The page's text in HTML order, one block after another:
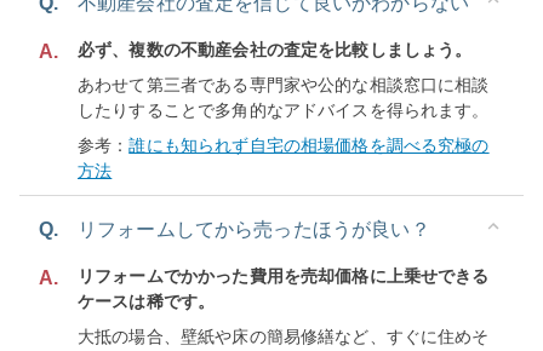
A.
必ず、複数の不動産会社の査定を比較しましょう。
あわせて第三者である専門家や公的な相談窓口に相談
したりすることで多角的なアドバイスを得られます。
参考：誰にも知られず自宅の相場価格を調べる究極の
方法
Q. リフォームしてから売ったほうが良い？
A.
リフォームでかかった費用を売却価格に上乗せできる
ケースは稀です。
大抵の場合、壁紙や床の簡易修繕など、すぐに住めそ